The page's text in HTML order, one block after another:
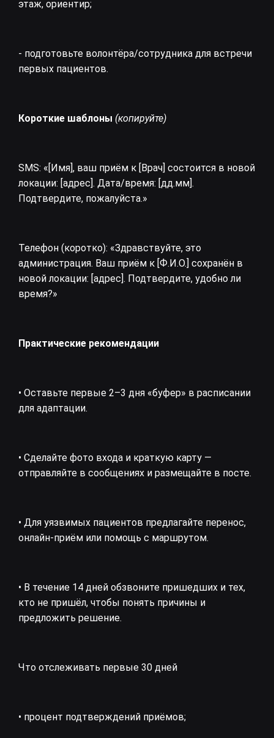
этаж, ориентир;
- подготовьте волонтёра/сотрудника для встречи
первых пациентов.
Короткие шаблоны (копируйте)
SMS: «[Имя], ваш приём к [Врач] состоится в новой
локации: [адрес]. Дата/время: [дд.мм].
Подтвердите, пожалуйста.»
Телефон (коротко): «Здравствуйте, это
администрация. Ваш приём к [Ф.И.О.] сохранён в
новой локации: [адрес]. Подтвердите, удобно ли
время?»
Практические рекомендации
• Оставьте первые 2–3 дня «буфер» в расписании
для адаптации.
• Сделайте фото входа и краткую карту —
отправляйте в сообщениях и размещайте в посте.
• Для уязвимых пациентов предлагайте перенос,
онлайн‑приём или помощь с маршрутом.
• В течение 14 дней обзвоните пришедших и тех,
кто не пришёл, чтобы понять причины и
предложить решение.
Что отслеживать первые 30 дней
• процент подтверждений приёмов;